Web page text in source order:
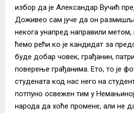
избор да је Александар Вучић
Доживео сам јуче да он
некога унапред направили
ћемо рећи ко је кандидат за
буде добар човек, грађанин,
поверење грађанима. Ето, то је
студената код нас него на
потпуно освежен тим у
народа да хоће промене, али не